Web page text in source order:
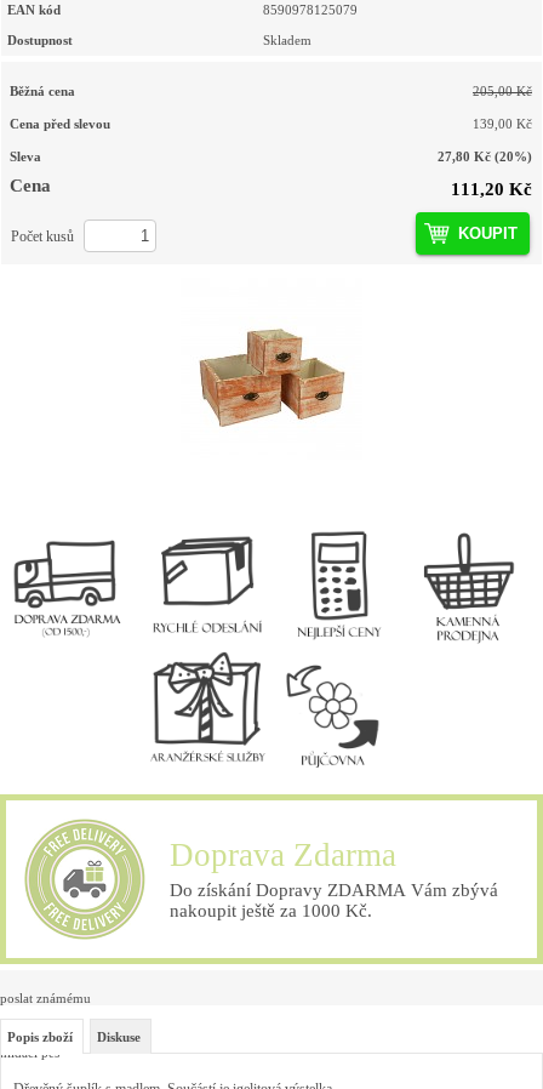
EAN kód 8590978125079
Dostupnost Skladem
Běžná cena 205,00 Kč
Cena před slevou 139,00 Kč
Sleva 27,80 Kč (20%)
Cena 111,20 Kč
KOUPIT
Počet kusů
Doprava Zdarma
Do získání Dopravy ZDARMA Vám zbývá
nakoupit ještě za 1000 Kč.
poslat známému
hlídací pes
Popis zboží Diskuse